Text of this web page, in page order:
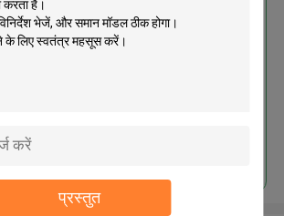
प्रस्तुत
लेजर होलोग्राफिक 30mL बोतल बॉक्स
कार्डबोर्ड कागज / पीईटी / पीवीसी सामग्री
दवा पैकेजिंग बॉक्स
जारी रखें